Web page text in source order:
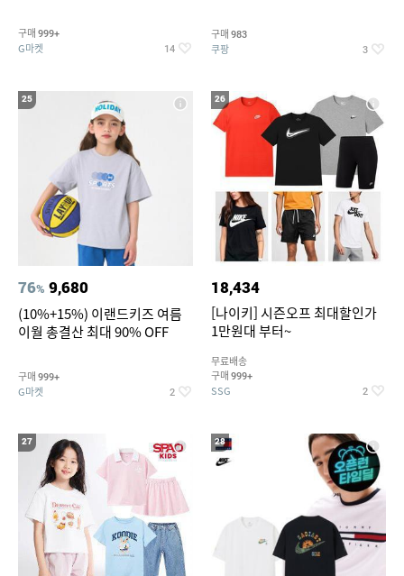
건 외 ~74%OFF
구매 999+
G마켓 14
구매 983
쿠팡 3
25
76% 9,680
(10%+15%) 이랜드키즈 여름
이월 총결산 최대 90% OFF
구매 999+
G마켓 2
26
18,434
[나이키] 시즌오프 최대할인가
1만원대 부터~
무료배송
구매 999+
SSG 2
27 28